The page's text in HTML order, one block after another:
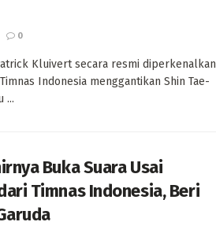
0
Kluivert secara resmi diperkenalkan
Indonesia menggantikan Shin Tae-
...
Buka Suara Usai
Timnas Indonesia, Beri